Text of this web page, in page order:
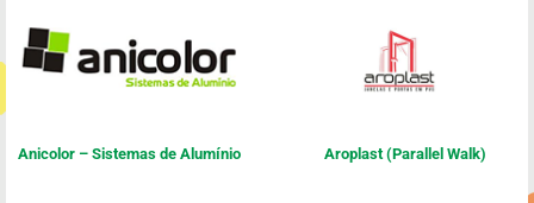
Anicolor – Sistemas de Alumínio Aroplast (Parallel Walk)